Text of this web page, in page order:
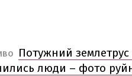
Потужний землетрус
люди – фото